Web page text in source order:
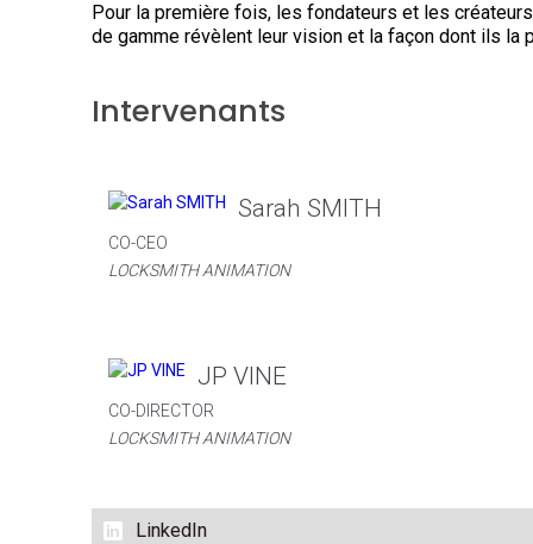
Pour la première fois, les fondateurs et les
de gamme révèlent leur vision et la façon dont ils la
Intervenants
Sarah SMITH
CO-CEO
LOCKSMITH ANIMATION
JP VINE
CO-DIRECTOR
LOCKSMITH ANIMATION
LinkedIn